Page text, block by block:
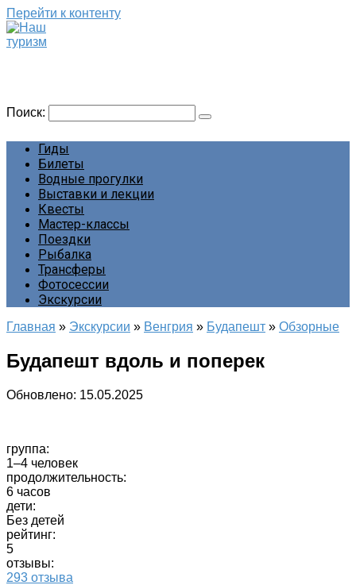
Перейти к контенту
Поиск:
Гиды
Билеты
Водные прогулки
Выставки и лекции
Квесты
Мастер-классы
Поездки
Рыбалка
Трансферы
Фотосессии
Экскурсии
Главная » Экскурсии » Венгрия » Будапешт » Обзорные
Будапешт вдоль и поперек
Обновлено: 15.05.2025
группа:
1–4 человек
продолжительность:
6 часов
дети:
Без детей
рейтинг:
5
отзывы:
293 отзыва